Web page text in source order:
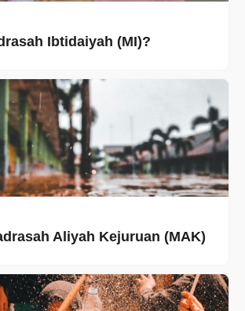
Ibtidaiyah (MI)?
Aliyah Kejuruan (MAK)